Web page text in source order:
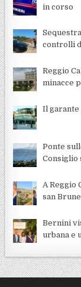
in corso
controlli
Reggio
minacce
Il garante
Ponte
A Reggio
san
Bernini
urbana e